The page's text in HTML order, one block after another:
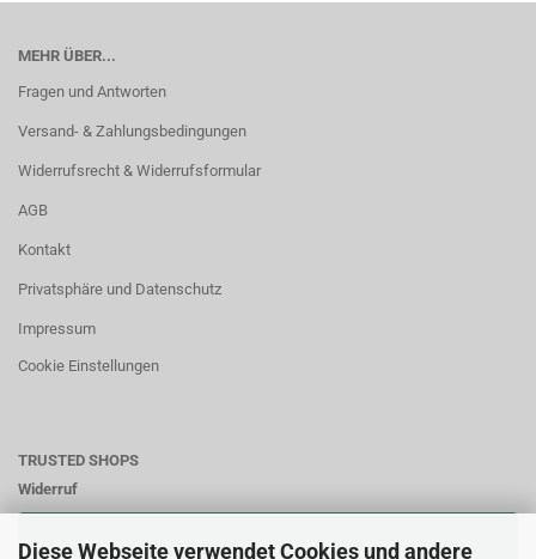
Diese Webseite verwendet Cookies und andere
MEHR ÜBER...
Fragen und Antworten
Versand- & Zahlungsbedingungen
Widerrufsrecht & Widerrufsformular
AGB
Kontakt
Privatsphäre und Datenschutz
Impressum
Cookie Einstellungen
TRUSTED SHOPS
Widerruf